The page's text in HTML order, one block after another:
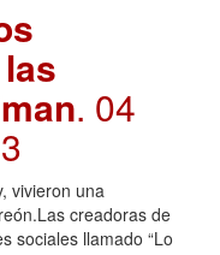
. 04
vivieron una
creadoras de
sociales llamado “Lo